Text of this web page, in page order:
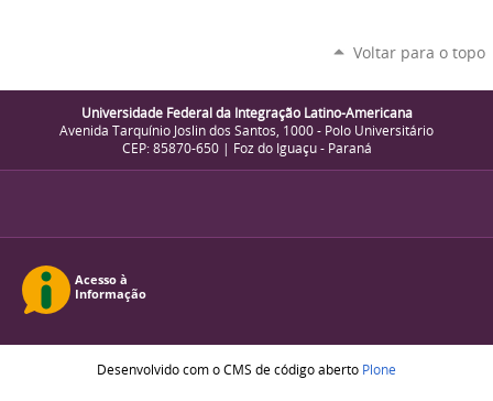
Voltar para o topo
Universidade Federal da Integração Latino-Americana
Avenida Tarquínio Joslin dos Santos, 1000 - Polo Universitário
CEP: 85870-650 | Foz do Iguaçu - Paraná
Desenvolvido com o CMS de código aberto Plone